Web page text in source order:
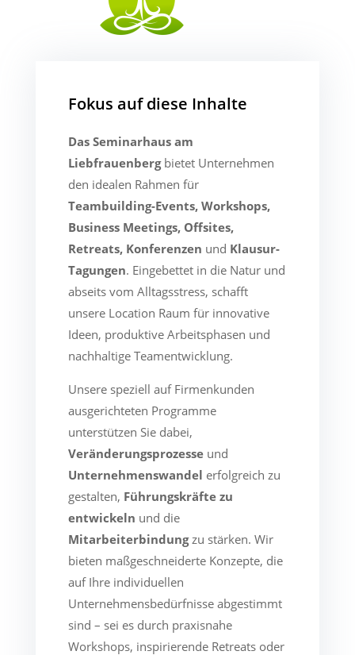
Fokus auf diese Inhalte
Das Seminarhaus am
Liebfrauenbergbietet Unternehmen
den idealen Rahmen für
Teambuilding-Events, Workshops,
Business Meetings, Offsites,
Retreats, Konferenzen und Klausur-
Tagungen. Eingebettet in die Natur und
abseits vom Alltagsstress, schafft
unsere Location Raum für innovative
Ideen, produktive Arbeitsphasen und
nachhaltige Teamentwicklung.
Unsere speziell auf Firmenkunden
ausgerichteten Programme
unterstützen Sie dabei,
Veränderungsprozesseund
Unternehmenswandel erfolgreich zu
gestalten, Führungskräfte zu
entwickeln und die
Mitarbeiterbindungzu stärken. Wir
bieten maßgeschneiderte Konzepte, die
auf Ihre individuellen
Unternehmensbedürfnisse abgestimmt
sind – sei es durch praxisnahe
Workshops, inspirierende Retreats oder